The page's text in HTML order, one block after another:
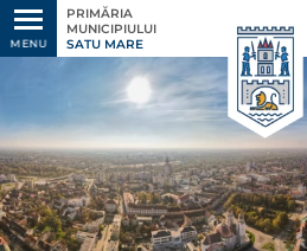
MENU
PRIMĂRIA
MUNICIPIULUI
SATU MARE